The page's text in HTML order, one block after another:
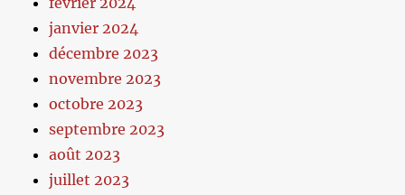
janvier 2024
décembre 2023
novembre 2023
octobre 2023
septembre 2023
août 2023
juillet 2023